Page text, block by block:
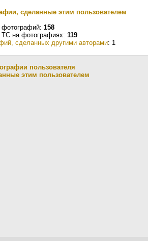
сделанные этим пользователем
158
на фотографиях: 119
сделанных другими авторами: 1
пользователя
этим пользователем